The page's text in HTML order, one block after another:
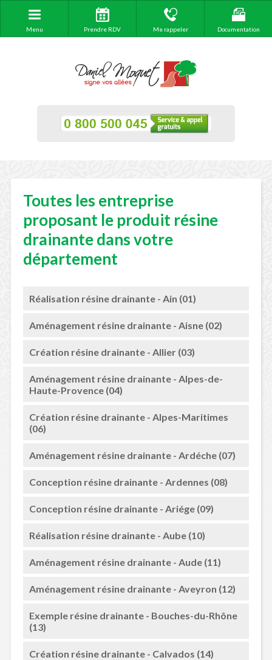
Menu Prendre RDV Me rappeler Documentation
Toutes les entreprise
proposant le produit résine
drainante dans votre
département
Réalisation résine drainante - Ain (01)
Aménagement résine drainante - Aisne (02)
Création résine drainante - Allier (03)
Aménagement résine drainante - Alpes-de-
Haute-Provence (04)
Création résine drainante - Alpes-Maritimes
(06)
Aménagement résine drainante - Ardéche (07)
Conception résine drainante - Ardennes (08)
Conception résine drainante - Ariége (09)
Réalisation résine drainante - Aube (10)
Aménagement résine drainante - Aude (11)
Aménagement résine drainante - Aveyron (12)
Exemple résine drainante - Bouches-du-Rhône
(13)
Création résine drainante - Calvados (14)